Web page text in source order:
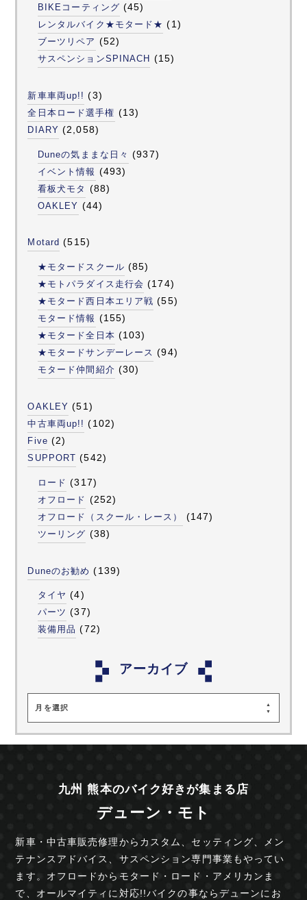
BIKEコーティング (45)
レンタルバイク★モタード★ (1)
ブーツリペア (52)
サスペンションSPINACH (15)
新車車両up!! (3)
全日本ロード選手権 (13)
DIARY (2,058)
Duneの気ままな日々 (937)
イベント情報 (493)
看板犬モタ (88)
OAKLEY (44)
Motard (515)
★モタードスクール (85)
★モトパラダイス走行会 (174)
★モタード西日本エリア戦 (55)
モタード情報 (155)
★モタード全日本 (103)
★モタードサンデーレース (94)
モタード仲間紹介 (30)
OAKLEY (51)
中古車両up!! (102)
Five (2)
SUPPORT (542)
ロード (317)
オフロード (252)
オフロード（スクール・レース） (147)
ツーリング (38)
Duneのお勧め (139)
タイヤ (4)
パーツ (37)
装備用品 (72)
アーカイブ
月を選択
九州 熊本のバイク好きが集まる店
デューン・モト
新車・中古車販売修理からカスタム、セッティング、
メン
テナンスアドバイス、サスペンション専門事業もやってい
ます。オフロードからモタード・ロード・ アメリカンま
で、オールマイティに対応!!バイクの事ならデューンにお